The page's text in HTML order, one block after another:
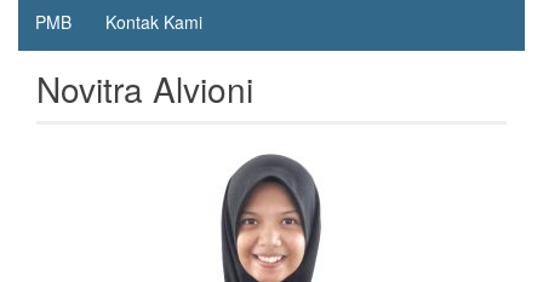
PMB Kontak Kami
Novitra Alvioni